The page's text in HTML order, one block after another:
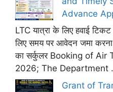
Advance
LTC यात्रा के लिए हवाई
लिए समय पर आवेदन जमा
का सर्कुलर Booking of Air
2026; The Department
Grant of